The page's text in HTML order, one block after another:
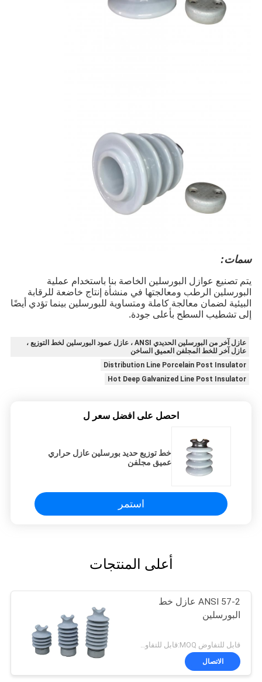
سمات:
يتم تصنيع عوازل البورسلين الخاصة بنا باستخدام عملية
البورسلين الرطب ومعالجتها في منشأة إنتاج خاضعة للرقابة
البيئية لضمان معالجة كاملة ومتساوية للبورسلين بينما تؤدي أيضًا
إلى تشطيب السطح بأعلى جودة.
عازل آخر من البورسلين الحديدي ANSI ، عازل عمود البورسلين لخط التوزيع ،
عازل آخر للخط المجلفن العميق الساخن
Distribution Line Porcelain Post Insulator
Hot Deep Galvanized Line Post Insulator
احصل على افضل سعر ل
خط توزيع حديد بورسلين عازل حراري
عميق مجلفن
استمر
أعلى المنتجات
ANSI 57-2 عازل خط
البورسلين
الاتصال